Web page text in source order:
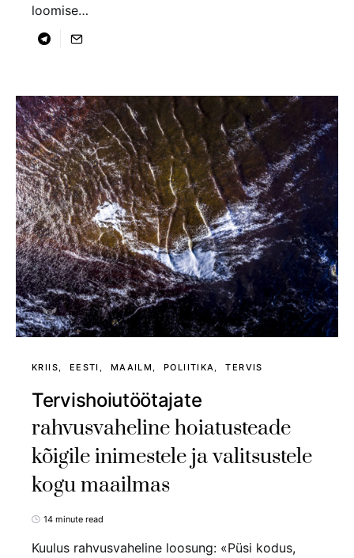
loomise…
KRIIS EESTI MAAILM POLIITIKA TERVIS
Tervishoiutöötajate
rahvusvaheline hoiatusteade
kõigile inimestele ja valitsustele
kogu maailmas
14 minute read
Kuulus rahvusvaheline loosung: «Püsi kodus,